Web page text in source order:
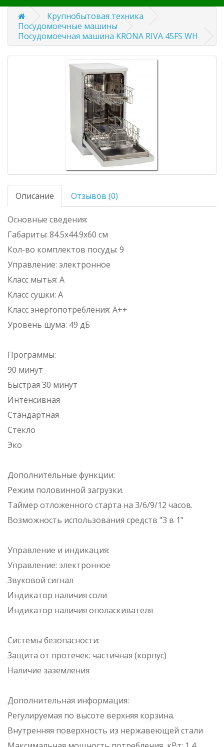
Крупнобытовая техника
Посудомоечные машины
Посудомоечная машина KRONA RIVA 45FS WH
Описание Отзывов (0)
Основные сведения:
Габариты: 84.5х44.9х60 см
Кол-во комплектов посуды: 9
Управление: электронное
Класс мытья: A
Класс сушки: A
Класс энергопотребления: A++
Уровень шума: 49 дБ
Программы:
90 минут
Быстрая 30 минут
Интенсивная
Стандартная
Стекло
Эко
Дополнительные функции:
Режим половинной загрузки.
Таймер отложенного старта на 3/6/9/12 часов.
Возможность использования средств "3 в 1"
Управление и индикация:
Управление: электронное
Звуковой сигнал
Индикатор наличия соли
Индикатор наличия ополаскивателя
Системы безопасности:
Защита от протечек: частичная (корпус)
Наличие заземления
Дополнительная информация:
Регулируемая по высоте верхняя корзина.
Внутренняя поверхность из нержавеющей стали